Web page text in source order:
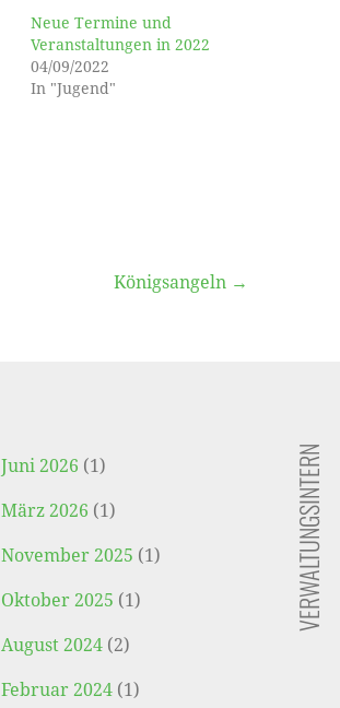
Neue Termine und
Veranstaltungen in 2022
04/09/2022
In "Jugend"
Königsangeln →
Juni 2026 (1)
März 2026 (1)
November 2025 (1)
Oktober 2025 (1)
August 2024(2)
Februar 2024(1)
VERWALTUNGSINTERN